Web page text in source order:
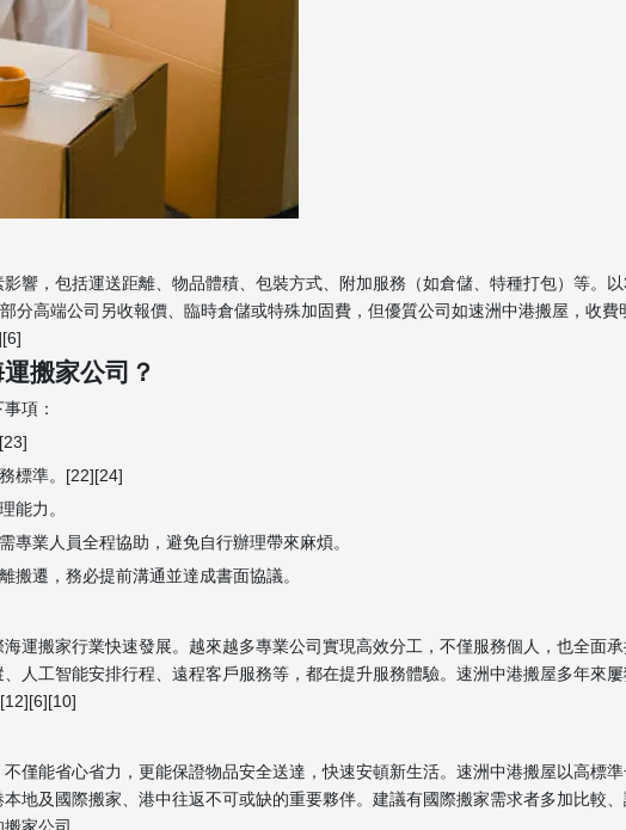
響，包括運送距離、物品體積、包裝方式、附加服務（如倉儲、特種打包）等。
分高端公司另收報價、臨時倉儲或特殊加固費，但優質公司如速洲中港搬屋，收費
搬家公司？
項：
標準。[22][24]
能力。
業人員全程協助，避免自行辦理帶來麻煩。
搬遷，務必提前溝通並達成書面協議。
運搬家行業快速發展。越來越多專業公司實現高效分工，不僅服務個人，也全面承
人工智能安排行程、遠程客戶服務等，都在提升服務體驗。速洲中港搬屋多年來屢
僅能省心省力，更能保證物品安全送達，快速安頓新生活。速洲中港搬屋以高標準
地及國際搬家、港中往返不可或缺的重要夥伴。建議有國際搬家需求者多加比較